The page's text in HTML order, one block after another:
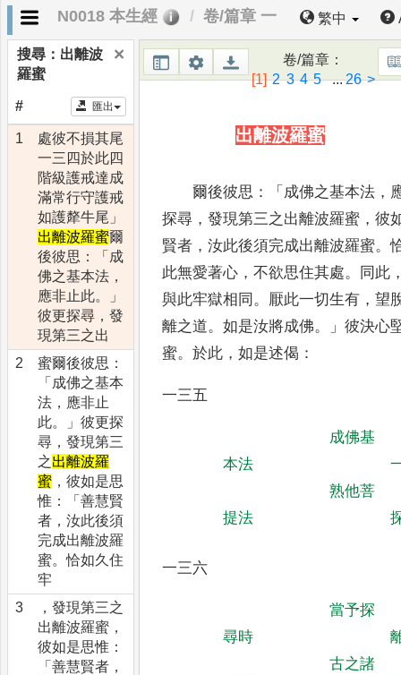
N0018 本生經 卷/篇章 一 繁中
×
搜尋： 出離波
羅蜜
# 匯出
1
處彼不損其尾
一三四於此四
階級護戒達成
滿常行守護戒
如護犛牛尾」
出離波羅蜜爾
後彼思：「成
佛之基本法，
應非止此。」
彼更探尋，發
現第三之出
2
蜜爾後彼思：
「成佛之基本
法，應非止
此。」彼更探
尋，發現第三
之出離波羅
蜜 ，彼如是思
惟：「善慧賢
者，汝此後須
完成出離波羅
蜜。恰如久住
牢
3
，發現第三之
出離波羅蜜，
彼如是思惟：
「善慧賢者，
卷/篇章 ：
[1] 2 3 4 5...26 >
四階級
常行
守護戒
出離波羅蜜
爾後彼思 ：「 成佛之基本法 ，
探尋 ，發現第三之出離波羅蜜 ，彼
賢者 ，汝此後須完成出離波羅蜜。
此無愛著心 ，不欲思住其處。 同此
與此牢獄相同 。 厭此一切生有 ，望
離之道。如是汝將成佛。」彼決心
蜜。於此 ，如是述偈 ：
一三五
成佛基
本法
熟他菩
提法
一三六
當予探
尋時
古之諸